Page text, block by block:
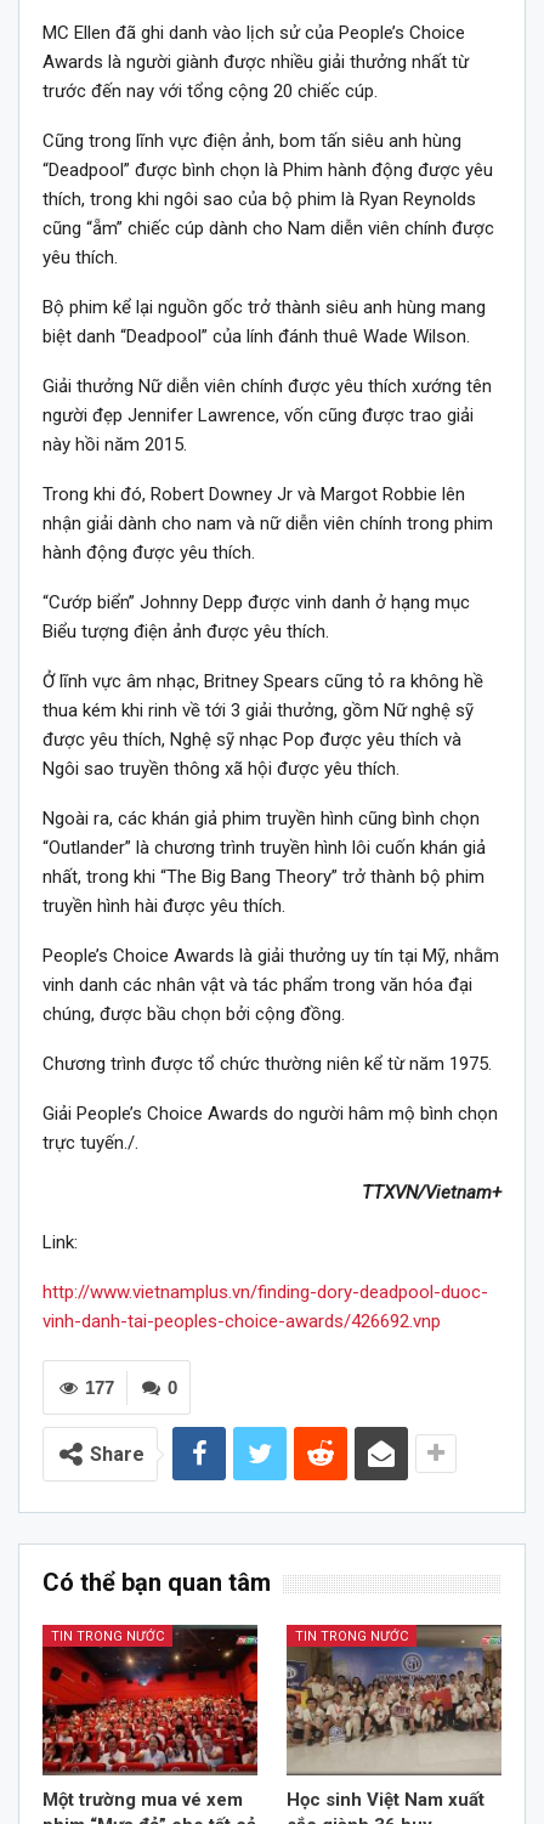
MC Ellen đã ghi danh vào lịch sử của People’s Choice
Awards là người giành được nhiều giải thưởng nhất từ
trước đến nay với tổng cộng 20 chiếc cúp.
Cũng trong lĩnh vực điện ảnh, bom tấn siêu anh hùng
“Deadpool” được bình chọn là Phim hành động được yêu
thích, trong khi ngôi sao của bộ phim là Ryan Reynolds
cũng “ẵm” chiếc cúp dành cho Nam diễn viên chính được
yêu thích.
Bộ phim kể lại nguồn gốc trở thành siêu anh hùng mang
biệt danh “Deadpool” của lính đánh thuê Wade Wilson.
Giải thưởng Nữ diễn viên chính được yêu thích xướng tên
người đẹp Jennifer Lawrence, vốn cũng được trao giải
này hồi năm 2015.
Trong khi đó, Robert Downey Jr và Margot Robbie lên
nhận giải dành cho nam và nữ diễn viên chính trong phim
hành động được yêu thích.
“Cướp biển” Johnny Depp được vinh danh ở hạng mục
Biểu tượng điện ảnh được yêu thích.
Ở lĩnh vực âm nhạc, Britney Spears cũng tỏ ra không hề
thua kém khi rinh về tới 3 giải thưởng, gồm Nữ nghệ sỹ
được yêu thích, Nghệ sỹ nhạc Pop được yêu thích và
Ngôi sao truyền thông xã hội được yêu thích.
Ngoài ra, các khán giả phim truyền hình cũng bình chọn
“Outlander” là chương trình truyền hình lôi cuốn khán giả
nhất, trong khi “The Big Bang Theory” trở thành bộ phim
truyền hình hài được yêu thích.
People’s Choice Awards là giải thưởng uy tín tại Mỹ, nhằm
vinh danh các nhân vật và tác phẩm trong văn hóa đại
chúng, được bầu chọn bởi cộng đồng.
Chương trình được tổ chức thường niên kể từ năm 1975.
Giải People’s Choice Awards do người hâm mộ bình chọn
trực tuyến./.
TTXVN/Vietnam+
Link:
http://www.vietnamplus.vn/finding-dory-deadpool-duoc-
vinh-danh-tai-peoples-choice-awards/426692.vnp
0
177
Share
Có thể bạn quan tâm
TIN TRONG NƯỚC
Một trường mua vé xem
TIN TRONG NƯỚC
Học sinh Việt Nam xuất